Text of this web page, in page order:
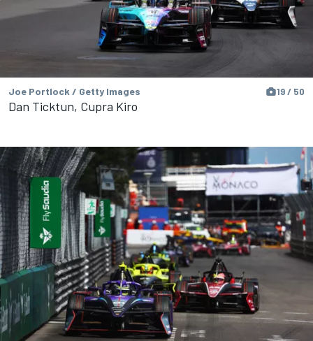
Joe Portlock / Getty Images 19 / 50
Dan Ticktun, Cupra Kiro